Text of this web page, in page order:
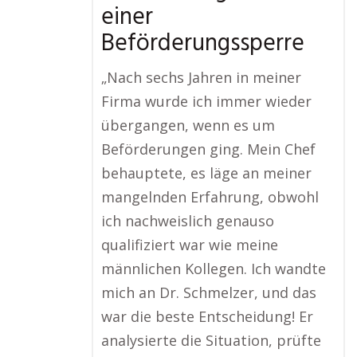
einer
Beförderungssperre
„Nach sechs Jahren in meiner
Firma wurde ich immer wieder
übergangen, wenn es um
Beförderungen ging. Mein Chef
behauptete, es läge an meiner
mangelnden Erfahrung, obwohl
ich nachweislich genauso
qualifiziert war wie meine
männlichen Kollegen. Ich wandte
mich an Dr. Schmelzer, und das
war die beste Entscheidung! Er
analysierte die Situation, prüfte